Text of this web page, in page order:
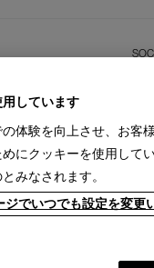
しています
体験を向上させ、お客
にクッキーを使用して
みなされます。
ジでいつでも設定を変更